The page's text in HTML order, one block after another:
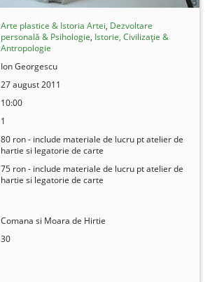
Arte plastice & Istoria Artei, Dezvoltare
personală & Psihologie, Istorie, Civilizație &
Antropologie
Ion Georgescu
27 august 2011
10:00
1
80 ron - include materiale de lucru pt atelier de
hartie si legatorie de carte
75 ron - include materiale de lucru pt atelier de
hartie si legatorie de carte
Comana si Moara de Hirtie
30